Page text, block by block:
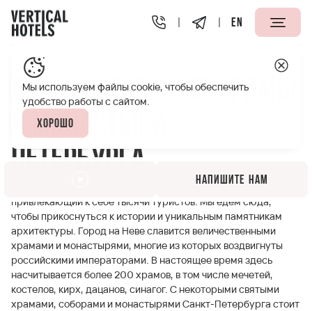
EN
Апарт-отели Vertical
Величественные храмы
и монастыри
Петербурга
Санкт-Петербург – изумительно красивый город,
привлекающий к себе тысячи туристов. Мы едем сюда,
чтобы прикоснуться к истории и уникальным памятникам
архитектуры. Город на Неве славится величественными
храмами и монастырями, многие из которых воздвигнуты
российскими императорами. В настоящее время здесь
насчитывается более 200 храмов, в том числе мечетей,
костелов, кирх, дацанов, синагог. С некоторыми святыми
храмами, соборами и монастырями Санкт-Петербурга стоит
Мы используем файлы cookie, чтобы обеспечить
удобство работы с сайтом.
Хорошо
Напишите нам